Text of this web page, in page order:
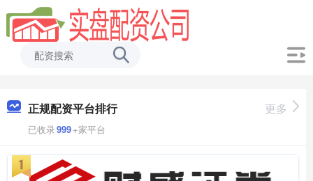
正规配资平台排行
已收录999+家平台
更多